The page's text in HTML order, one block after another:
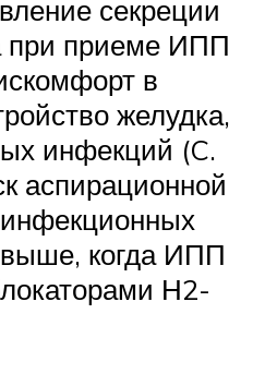
секреции
при приеме ИПП
в
желудка,
инфекций (C.
аспирационной
когда ИПП
Н2-